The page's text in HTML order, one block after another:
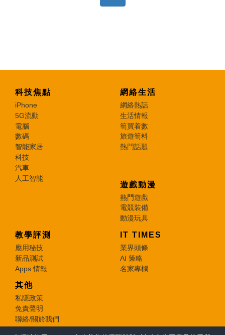
科技焦點
iPhone
5G流動
電腦
數碼
智能家居
科技
汽車
人工智能
網絡生活
網絡熱話
生活情報
筍買着數
旅遊筍料
熱門話題
遊戲動漫
熱門遊戲
電競裝備
動漫玩具
教學評測
應用秘技
新品測試
Apps 情報
IT TIMES
業界頭條
AI 策略
名家專欄
其他
私隱政策
免責聲明
聯絡/關於我們